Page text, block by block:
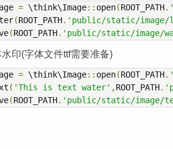
= \think\Image:: open(ROOT_PATH.
(ROOT_PATH. 'public/static/image/
(ROOT_PATH. 'public/static/image/
印(字体文件ttf需要准备)
= \think\Image:: open(ROOT_PATH.
( 'This is text water' ,ROOT_PATH.
(ROOT_PATH. 'public/static/image/